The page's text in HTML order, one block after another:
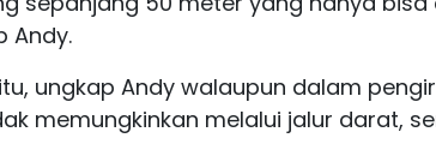
Andy.
ungkap Andy walaupun dalam
memungkinkan melalui jalur darat,